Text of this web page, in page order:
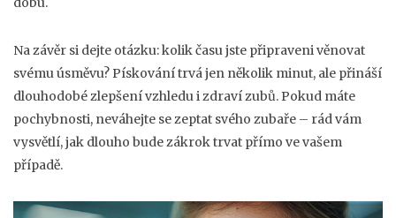
Na závěr si dejte otázku: kolik času jste připraveni věnovat
svému úsměvu? Pískování trvá jen několik minut, ale přináší
dlouhodobé zlepšení vzhledu i zdraví zubů. Pokud máte
pochybnosti, neváhejte se zeptat svého zubaře – rád vám
vysvětlí, jak dlouho bude zákrok trvat přímo ve vašem
případě.